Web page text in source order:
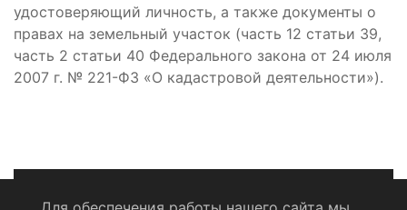
удостоверяющий личность, а также документы о
правах на земельный участок (часть 12 статьи 39,
часть 2 статьи 40 Федерального закона от 24 июля
2007 г. № 221-ФЗ «О кадастровой деятельности»).